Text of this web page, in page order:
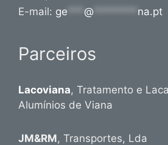
E-mail: ge @ na.pt
Parceiros
Lacoviana, Tratamento e
Alumínios de Viana
JM&RM, Transportes, Lda